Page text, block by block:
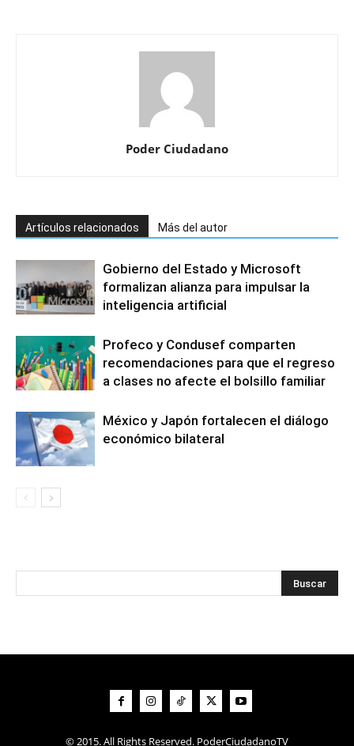
Poder Ciudadano
Artículos relacionados Más del autor
Gobierno del Estado y Microsoft
formalizan alianza para impulsar la
inteligencia artificial
Profeco y Condusef comparten
recomendaciones para que el regreso
a clases no afecte el bolsillo familiar
México y Japón fortalecen el diálogo
económico bilateral
© 2015. All Rights Reserved. PoderCiudadanoTV